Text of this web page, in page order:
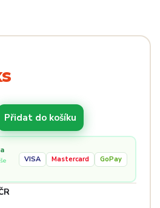
Přidat do košíku
VISA Mastercard GoPay